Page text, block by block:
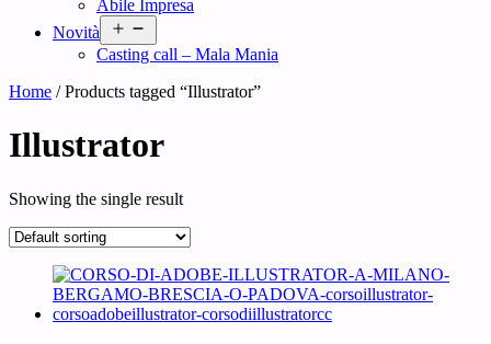
Abile Impresa
Novità
menu
Casting call – Mala Mania
Home / Products tagged “Illustrator”
Illustrator
Showing the single result